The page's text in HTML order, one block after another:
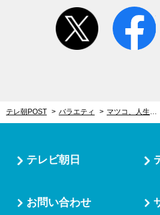
twitter
テレ朝POST バラエティ
テレビ朝日
お問い合わせ